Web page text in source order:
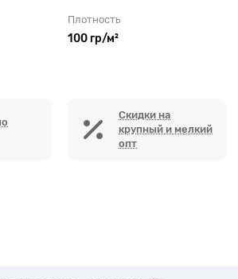
Плотность
100 гр/м²
Скидки на
крупный и мелкий
опт